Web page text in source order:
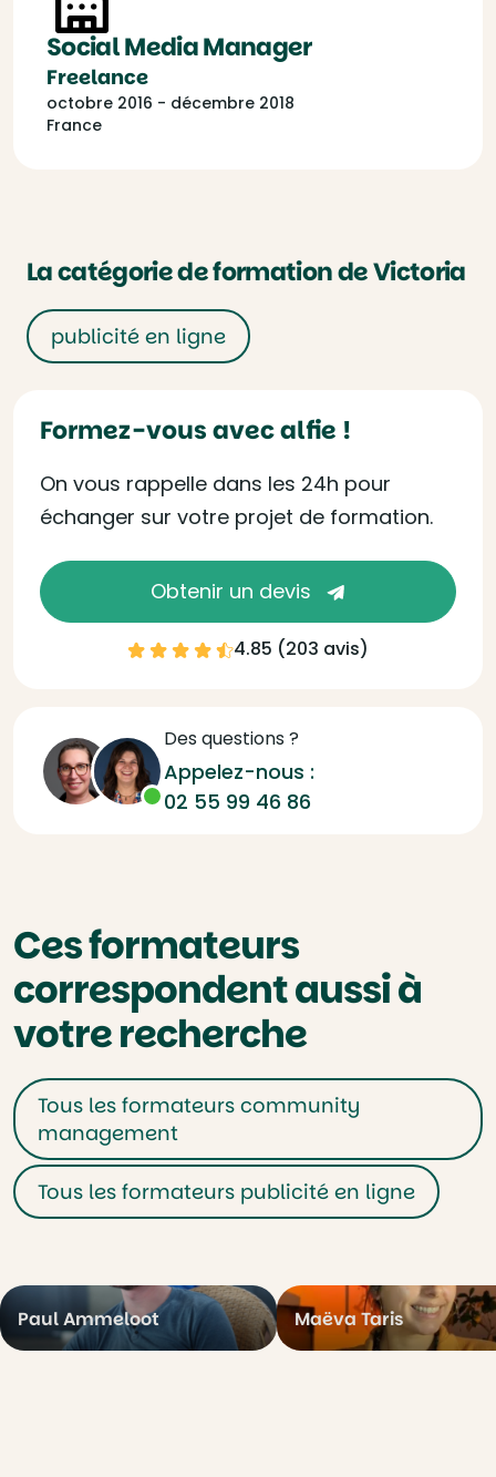
Social Media Manager
Freelance
octobre 2016 - décembre 2018
France
La catégorie de formation de Victoria
publicité en ligne
Formez-vous avec alfie !
On vous rappelle dans les 24h pour
échanger sur votre projet de formation.
Obtenir un devis
4.85 (203 avis)
Des questions ?
Appelez-nous :
02 55 99 46 86
Ces formateurs
correspondent aussi à
votre recherche
Tous les formateurs community
management
Tous les formateurs publicité en ligne
Paul Ammeloot Maëva Taris